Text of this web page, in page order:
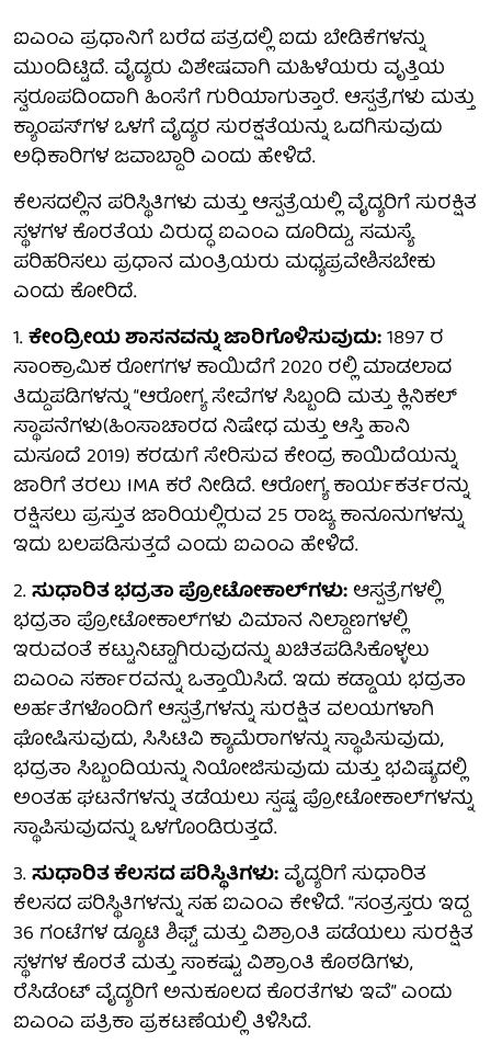
ಐಎಂಎ ಪ್ರಧಾನಿಗೆ ಬರೆದ ಪತ್ರದಲ್ಲಿ ಐದು ಬೇಡಿಕೆಗಳನ್ನು
ಮುಂದಿಟ್ಟಿದೆ. ವೈದ್ಯರು ವಿಶೇಷವಾಗಿ ಮಹಿಳೆಯರು ವೃತ್ತಿಯ
ಸ್ವರೂಪದಿಂದಾಗಿ ಹಿಂಸೆಗೆ ಗುರಿಯಾಗುತ್ತಾರೆ. ಆಸ್ಪತ್ರೆಗಳು ಮತ್ತು
ಕ್ಯಾಂಪಸ್‌ಗಳ ಒಳಗೆ ವೈದ್ಯರ ಸುರಕ್ಷತೆಯನ್ನು ಒದಗಿಸುವುದು
ಅಧಿಕಾರಿಗಳ ಜವಾಬ್ದಾರಿ ಎಂದು ಹೇಳಿದೆ.
ಕೆಲಸದಲ್ಲಿನ ಪರಿಸ್ಥಿತಿಗಳು ಮತ್ತು ಆಸ್ಪತ್ರೆಯಲ್ಲಿ ವೈದ್ಯರಿಗೆ ಸುರಕ್ಷಿತ
ಸ್ಥಳಗಳ ಕೊರತೆಯ ವಿರುದ್ಧ ಐಎಂಎ ದೂರಿದ್ದು, ಸಮಸ್ಯೆ
ಪರಿಹರಿಸಲು ಪ್ರಧಾನ ಮಂತ್ರಿಯರು ಮಧ್ಯಪ್ರವೇಶಿಸಬೇಕು
ಎಂದು ಕೋರಿದೆ.
1.ಕೇಂದ್ರೀಯ ಶಾಸನವನ್ನು ಜಾರಿಗೊಳಿಸುವುದು:1897 ರ
ಸಾಂಕ್ರಾಮಿಕ ರೋಗಗಳ ಕಾಯಿದೆಗೆ 2020 ರಲ್ಲಿ ಮಾಡಲಾದ
ತಿದ್ದುಪಡಿಗಳನ್ನು “ಆರೋಗ್ಯ ಸೇವೆಗಳ ಸಿಬ್ಬಂದಿ ಮತ್ತು ಕ್ಲಿನಿಕಲ್
ಸ್ಥಾಪನೆಗಳು(ಹಿಂಸಾಚಾರದ ನಿಷೇಧ ಮತ್ತು ಆಸ್ತಿ ಹಾನಿ
ಮಸೂದೆ 2019) ಕರಡುಗೆ ಸೇರಿಸುವ ಕೇಂದ್ರ ಕಾಯಿದೆಯನ್ನು
ಜಾರಿಗೆ ತರಲು IMA ಕರೆ ನೀಡಿದೆ. ಆರೋಗ್ಯ ಕಾರ್ಯಕರ್ತರನ್ನು
ರಕ್ಷಿಸಲು ಪ್ರಸ್ತುತ ಜಾರಿಯಲ್ಲಿರುವ 25 ರಾಜ್ಯ ಕಾನೂನುಗಳನ್ನು
ಇದು ಬಲಪಡಿಸುತ್ತದೆ ಎಂದು ಐಎಂಎ ಹೇಳಿದೆ.
2.ಸುಧಾರಿತ ಭದ್ರತಾ ಪ್ರೋಟೋಕಾಲ್‌ಗಳು:ಆಸ್ಪತ್ರೆಗಳಲ್ಲಿ
ಭದ್ರತಾ ಪ್ರೋಟೋಕಾಲ್‌ಗಳು ವಿಮಾನ ನಿಲ್ದಾಣಗಳಲ್ಲಿ
ಇರುವಂತೆ ಕಟ್ಟುನಿಟ್ಟಾಗಿರುವುದನ್ನು ಖಚಿತಪಡಿಸಿಕೊಳ್ಳಲು
ಐಎಂಎ ಸರ್ಕಾರವನ್ನು ಒತ್ತಾಯಿಸಿದೆ. ಇದು ಕಡ್ಡಾಯ ಭದ್ರತಾ
ಅರ್ಹತೆಗಳೊಂದಿಗೆ ಆಸ್ಪತ್ರೆಗಳನ್ನು ಸುರಕ್ಷಿತ ವಲಯಗಳಾಗಿ
ಘೋಷಿಸುವುದು, ಸಿಸಿಟಿವಿ ಕ್ಯಾಮೆರಾಗಳನ್ನು ಸ್ಥಾಪಿಸುವುದು,
ಭದ್ರತಾ ಸಿಬ್ಬಂದಿಯನ್ನು ನಿಯೋಜಿಸುವುದು ಮತ್ತು ಭವಿಷ್ಯದಲ್ಲಿ
ಅಂತಹ ಘಟನೆಗಳನ್ನು ತಡೆಯಲು ಸ್ಪಷ್ಟ ಪ್ರೋಟೋಕಾಲ್‌ಗಳನ್ನು
ಸ್ಥಾಪಿಸುವುದನ್ನು ಒಳಗೊಂಡಿರುತ್ತದೆ.
3.ಸುಧಾರಿತ ಕೆಲಸದ ಪರಿಸ್ಥಿತಿಗಳು:ವೈದ್ಯರಿಗೆ ಸುಧಾರಿತ
ಕೆಲಸದ ಪರಿಸ್ಥಿತಿಗಳನ್ನು ಸಹ ಐಎಂಎ ಕೇಳಿದೆ. “ಸಂತ್ರಸ್ತರು ಇದ್ದ
36 ಗಂಟೆಗಳ ಡ್ಯೂಟಿ ಶಿಫ್ಟ್ ಮತ್ತು ವಿಶ್ರಾಂತಿ ಪಡೆಯಲು ಸುರಕ್ಷಿತ
ಸ್ಥಳಗಳ ಕೊರತೆ ಮತ್ತು ಸಾಕಷ್ಟು ವಿಶ್ರಾಂತಿ ಕೊಠಡಿಗಳು,
ರೆಸಿಡೆಂಟ್ ವೈದ್ಯರಿಗೆ ಅನುಕೂಲದ ಕೊರತೆಗಳು ಇವೆ” ಎಂದು
ಐಎಂಎ ಪತ್ರಿಕಾ ಪ್ರಕಟಣೆಯಲ್ಲಿ ತಿಳಿಸಿದೆ.